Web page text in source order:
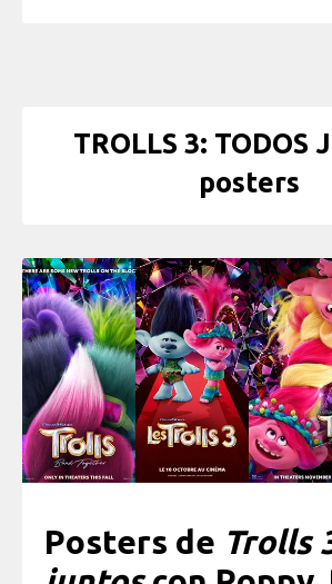
TROLLS 3: TODOS
posters
Posters de Trolls